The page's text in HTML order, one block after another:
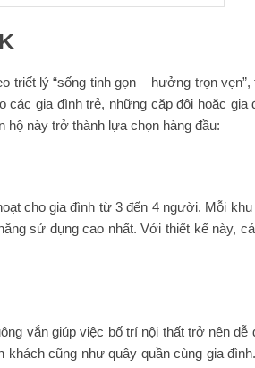
lý “sống tinh gọn – hưởng trọn
gia đình trẻ, những cặp đôi hoặc gia
hộ này trở thành lựa chọn hàng đầu:
cho gia đình từ 3 đến 4 người. Mỗi
sử dụng cao nhất. Với thiết kế này,
vắn giúp việc bố trí nội thất trở nên dễ
khách cũng như quây quần cùng gia